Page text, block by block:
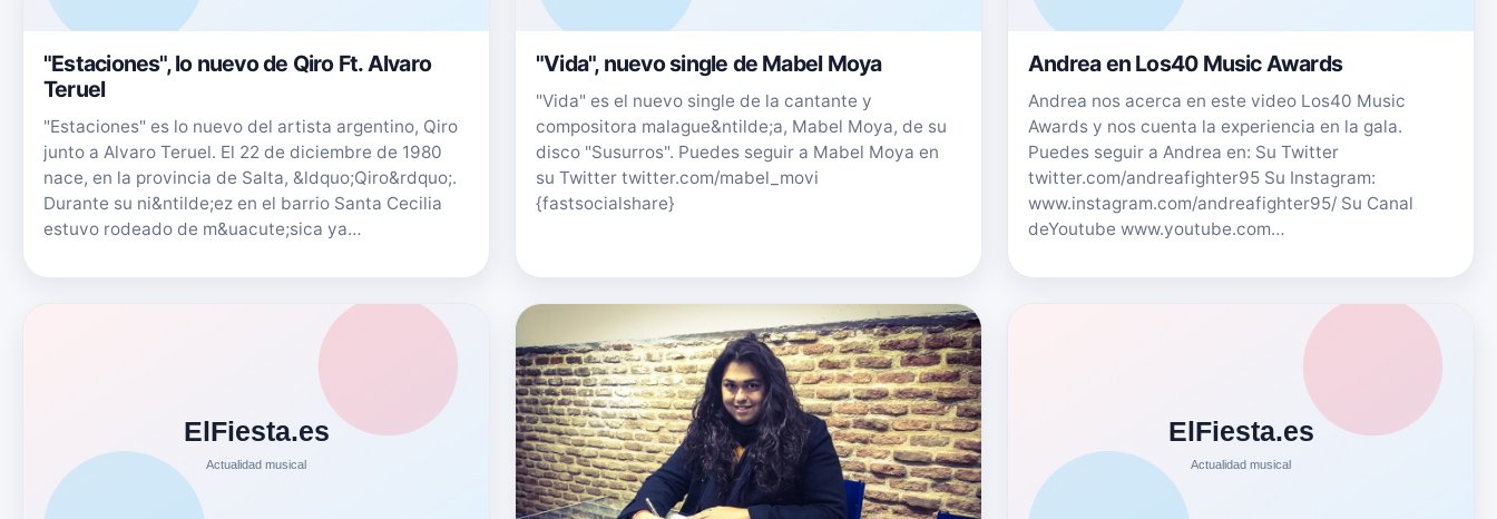
"Estaciones", lo nuevo de Qiro Ft. Alvaro
Teruel
"Estaciones" es lo nuevo del artista argentino, Qiro
junto a Alvaro Teruel. El 22 de diciembre de 1980
nace, en la provincia de Salta, &ldquo;Qiro&rdquo;.
Durante su ni&ntilde;ez en el barrio Santa Cecilia
estuvo rodeado de m&uacute;sica ya…
"Vida", nuevo single de Mabel Moya
"Vida" es el nuevo single de la cantante y
compositora malague&ntilde;a, Mabel Moya, de su
disco "Susurros". Puedes seguir a Mabel Moya en
su Twitter twitter.com/mabel_movi
{fastsocialshare}
Andrea en Los40 Music Awards
Andrea nos acerca en este video Los40 Music
Awards y nos cuenta la experiencia en la gala.
Puedes seguir a Andrea en: Su Twitter
twitter.com/andreafighter95 Su Instagram:
www.instagram.com/andreafighter95/ Su Canal
deYoutube www.youtube.com…